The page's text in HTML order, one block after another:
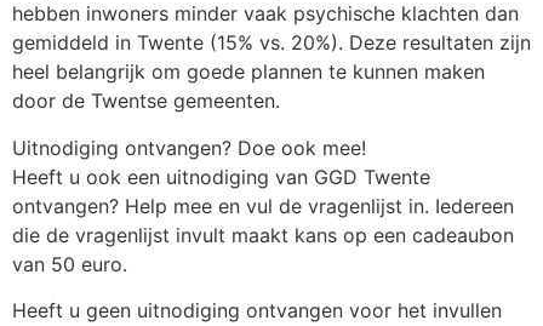
hebben inwoners minder vaak psychische klachten dan
gemiddeld in Twente (15% vs. 20%). Deze resultaten zijn
heel belangrijk om goede plannen te kunnen maken
door de Twentse gemeenten.
Uitnodiging ontvangen? Doe ook mee!
Heeft u ook een uitnodiging van GGD Twente
ontvangen? Help mee en vul de vragenlijst in. Iedereen
die de vragenlijst invult maakt kans op een cadeaubon
van 50 euro.
Heeft u geen uitnodiging ontvangen voor het invullen